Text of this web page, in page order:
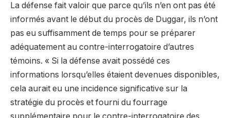
La défense fait valoir que parce qu’ils n’en ont pas été
informés avant le début du procès de Duggar, ils n’ont
pas eu suffisamment de temps pour se préparer
adéquatement au contre-interrogatoire d’autres
témoins. « Si la défense avait possédé ces
informations lorsqu’elles étaient devenues disponibles,
cela aurait eu une incidence significative sur la
stratégie du procès et fourni du fourrage